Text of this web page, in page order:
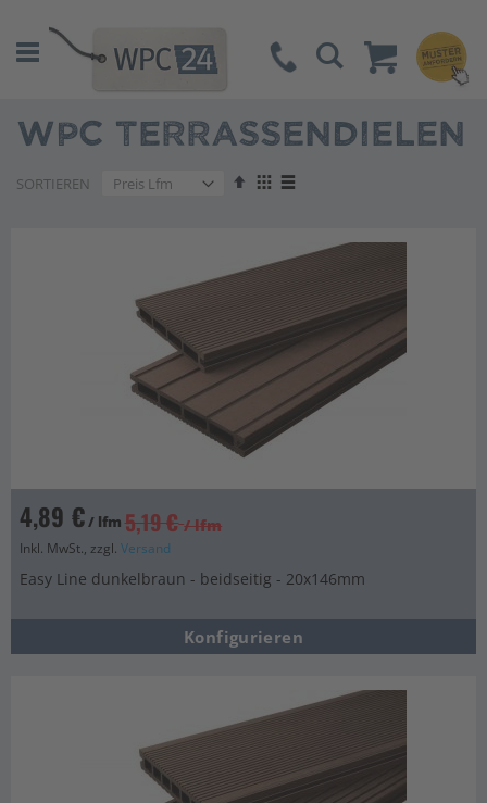
Suche
WPC TERRASSENDIELEN
SORTIEREN
AbsteigendAnzeigen
4,89 €/ lfm 5,19 € / lfm
Inkl. MwSt., zzgl. Versand
Easy Line dunkelbraun - beidseitig - 20x146mm
Konfigurieren